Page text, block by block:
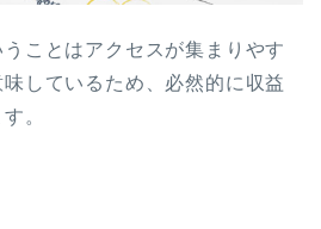
ことはアクセスが集まりやす
しているため、必然的に収益
。